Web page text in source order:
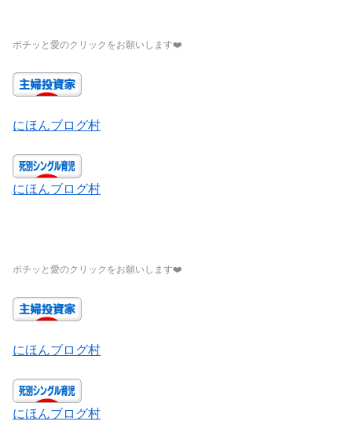
ポチッと愛のクリックをお願いします❤️
にほんブログ村
にほんブログ村
ポチッと愛のクリックをお願いします❤️
にほんブログ村
にほんブログ村